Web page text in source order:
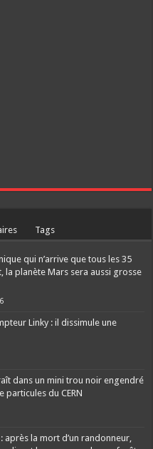
Tags
qui n’arrive que tous les 35
la planète Mars sera aussi grosse
Linky : il dissimule une
dans un mini trou noir engendré
particules du CERN
après la mort d’un randonneur,